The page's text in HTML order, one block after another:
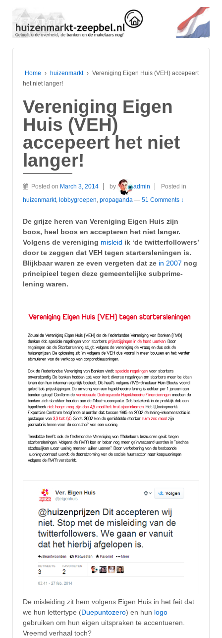
Home › huizenmarkt › Vereniging Eigen Huis (VEH) accepeert
het niet langer!
Vereniging Eigen
Huis (VEH)
accepeert het niet
langer!
Posted on March 3, 2014 by admin
Posted in
huizenmarkt, lobbygroepen propaganda — 51 Comments ↓
De grijze heren van Vereniging Eigen Huis zijn
boos, heel boos en accepteren het niet langer.
Volgens de vereniging misleid ik ‘de twitterfollowers’
door te zeggen dat VEH tegen startersleningen is.
Blijkbaar waren ze even vergeten dat ze in 2007 nog
principieel tegen deze gemeentelijke subprime-
lening waren.
De misleiding zit hem volgens Eigen Huis in het feit dat
we hun lettertype (Duepuntozero) en hun logo
gebruiken om hun eigen uitspraken te accentueren.
Vreemd verhaal toch?